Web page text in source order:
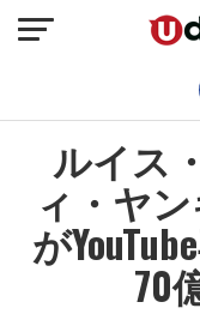
ルイス
ィ・ヤン
が
70
モバ